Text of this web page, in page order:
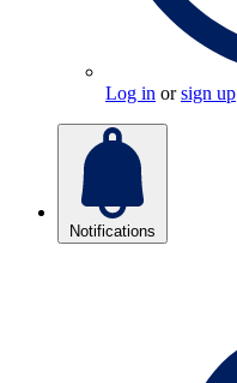
Log in orsign up
Notifications